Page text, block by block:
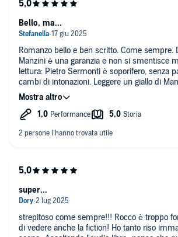
Romanzo bello e ben scritto. Come sempre.
Manzini è una garanzia e non si smentisce
lettura: Pietro Sermonti è soporifero, senza
cambi di intonazioni. Leggere un giallo di
previsioni del tempo serebbe stato uguale:
mononota...per quanto sia un bravissimo
proprio per lui...
ha fatto Gabrieke, ma è un'altra storia...
Bello, ma...
strepitoso come sempre!!! Rocco è troppo
di vedere anche la fiction! Ho tanto riso
super...